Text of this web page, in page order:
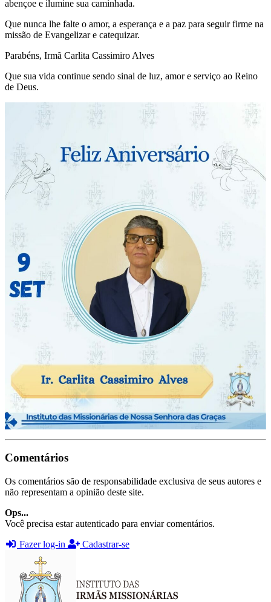
abençoe e ilumine sua caminhada.
Que nunca lhe falte o amor, a esperança e a paz para seguir firme na
missão de Evangelizar e catequizar.
Parabéns, Irmã Carlita Cassimiro Alves
Que sua vida continue sendo sinal de luz, amor e serviço ao Reino
de Deus.
Comentários
Os comentários são de responsabilidade exclusiva de seus autores e
não representam a opinião deste site.
Ops...
Você precisa estar autenticado para enviar comentários.
Fazer log-in
Cadastrar-se